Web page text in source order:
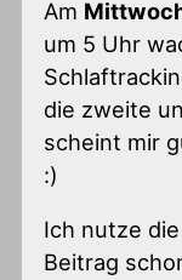
Am
um 5 Uhr
die zweite
scheint mir
:)
Ich nutze
Beitrag